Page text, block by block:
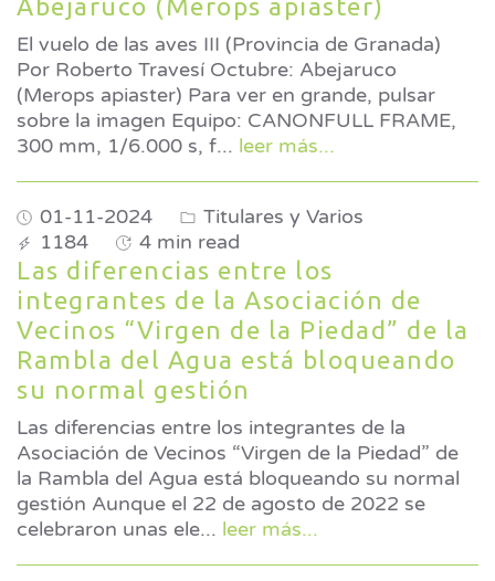
Abejaruco (Merops apiaster)
El vuelo de las aves III (Provincia de Granada)
Por Roberto Travesí Octubre: Abejaruco
(Merops apiaster) Para ver en grande, pulsar
sobre la imagen Equipo: CANONFULL FRAME,
300 mm, 1/6.000 s, f... leer más...
01-11-2024
Titulares y Varios
1184
4 min read
Las diferencias entre los
integrantes de la Asociación de
Vecinos “Virgen de la Piedad” de la
Rambla del Agua está bloqueando
su normal gestión
Las diferencias entre los integrantes de la
Asociación de Vecinos “Virgen de la Piedad” de
la Rambla del Agua está bloqueando su normal
gestión Aunque el 22 de agosto de 2022 se
celebraron unas ele... leer más...